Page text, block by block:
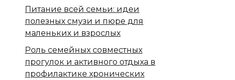
Питание всей семьи: идеи
полезных смузи и пюре для
маленьких и взрослых
Роль семейных совместных
прогулок и активного отдыха в
профилактике хронических